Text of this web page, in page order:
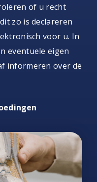
of u recht
zo is declareren
voor u. In
eventuele eigen
informeren over de